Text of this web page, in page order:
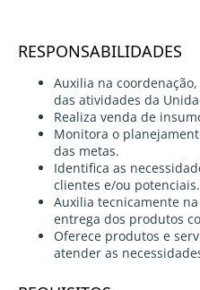
RESPONSABILIDADES
Auxilia na
das atividades da
Realiza venda de
Monitora o
das metas.
Identifica as
clientes e/ou potenciais.
Auxilia tecnicamente
entrega dos produtos
Oferece produtos e
atender as